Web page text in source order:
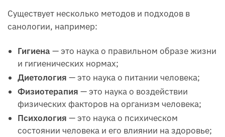
Существует несколько методов и подходов в
санологии, например:
Гигиена — это наука о правильном образе жизни
и гигиенических нормах;
Диетология — это наука о питании человека;
Физиотерапия — это наука о воздействии
физических факторов на организм человека;
Психология — это наука о психическом
состоянии человека и его влиянии на здоровье;